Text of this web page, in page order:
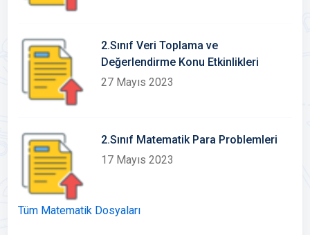
2.Sınıf Veri Toplama ve
Değerlendirme Konu Etkinlikleri
27 Mayıs 2023
2.Sınıf Matematik Para Problemleri
17 Mayıs 2023
Tüm Matematik Dosyaları